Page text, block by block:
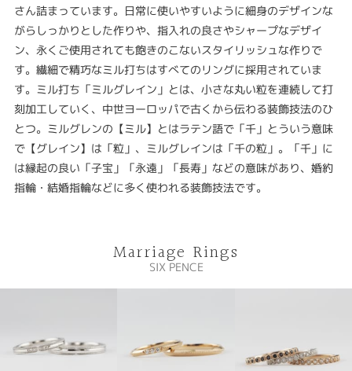
さん詰まっています。日常に使いやすいように細身のデザインな
がらしっかりとした作りや、指入れの良さやシャープなデザイ
ン、永くご使用されても飽きのこないスタイリッシュな作りで
す。繊細で精巧なミル打ちはすべてのリングに採用されていま
す。ミル打ち「ミルグレイン」とは、小さな丸い粒を連続して打
刻加工していく、中世ヨーロッパで古くから伝わる装飾技法のひ
とつ。ミルグレンの【ミル】とはラテン語で「千」とういう意味
で【グレイン】は「粒」、ミルグレインは「千の粒」。「千」に
は縁起の良い「子宝」「永遠」「長寿」などの意味があり、婚約
指輪・結婚指輪などに多く使われる装飾技法です。
Marriage Rings
SIX PENCE